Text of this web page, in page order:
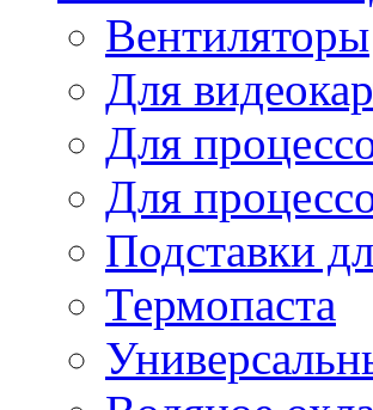
Вентиляторы
Для
Для
Для
Подставки
Термопаста